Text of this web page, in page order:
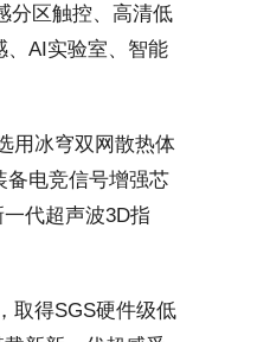
分区触控、高清低
、AI实验室、智能
用冰穹双网散热体
备电竞信号增强芯
代超声波3D指
取得SGS硬件级低